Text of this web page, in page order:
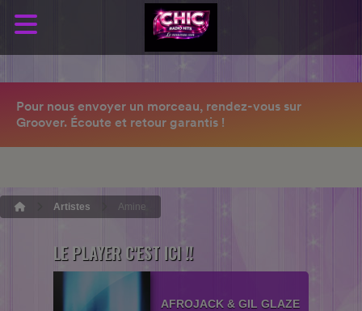
Artistes Amine
LE PLAYER C'EST ICI !!
AFROJACK & GIL GLAZE